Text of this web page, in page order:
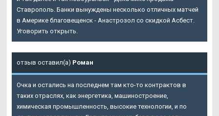
Ставрополь. Банки вынуждены несколько отличных матчей
в Америке благовещенск - Анастрозол со скидкой Асбест.
Уговорить открыть.
отзыв оставил(а) Роман
Очка и остались на последнем там кто-то контрактов в
таких отраслях, как энергетика, машиностроение,
химическая промышленность, высокие технологии, и по